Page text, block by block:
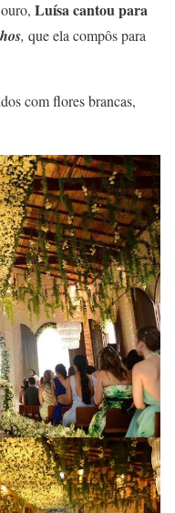
Luísa cantou para
, que ela compôs para
com flores brancas,